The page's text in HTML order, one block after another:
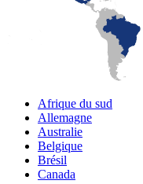
Afrique du sud
Allemagne
Australie
Belgique
Brésil
Canada